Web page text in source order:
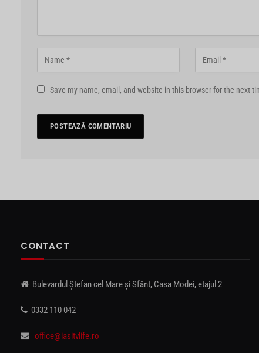
Save my name, email, and website in this browser for the next
CONTACT
Bulevardul Ștefan cel Mare și Sfânt, Casa Modei, etajul 2
0332 110 042
office@iasitvlife.ro